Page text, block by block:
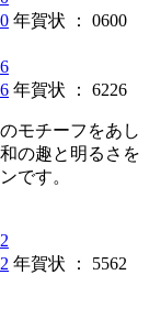
年賀状 ： 0600
年賀状 ： 6226
モチーフをあし
の趣と明るさを
です。
年賀状 ： 5562